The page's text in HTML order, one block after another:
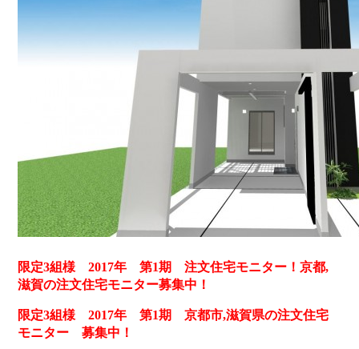
限定3組様 2017年 第1期 注文住宅モニター！京都,
滋賀の注文住宅モニター募集中！
限定3組様 2017年 第1期 京都市,滋賀県の注文住宅
モニター 募集中！